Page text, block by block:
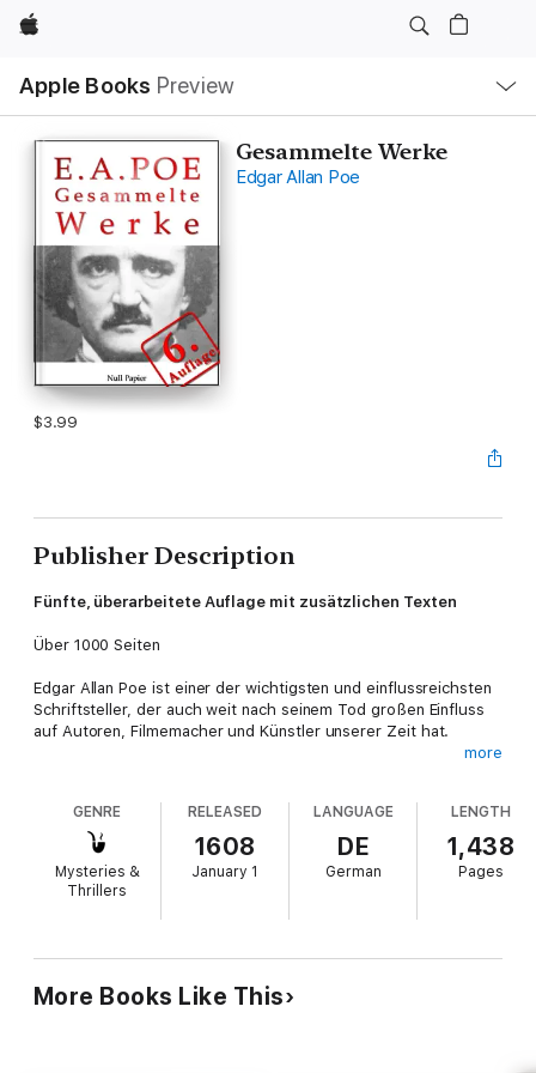
Apple
Apple Books Preview
Nav
Open
Menu
Gesammelte Werke
Edgar Allan Poe
$3.99
Publisher Description
Fünfte, überarbeitete Auflage mit zusätzlichen Texten
Über 1000 Seiten
Edgar Allan Poe ist einer der wichtigsten und einflussreichsten
Schriftsteller, der auch weit nach seinem Tod großen Einfluss
auf Autoren, Filmemacher und Künstler unserer Zeit hat.
Lesen Sie eine spannende Auswahl aus seinem Werk. Darunter
die bekanntesten Gedichte wie "Leonore", "Der Rabe", "Annabel
Lee" und Geschichten wie "Der Untergang des Hauses Usher",
Geschichten, 4 Novellen, Poes einziger Romen "Die
more
GENRE
Mysteries &
Thrillers
RELEASED
1608
January 1
LANGUAGE
DE
German
LENGTH
1,438
Pages
More Books Like This